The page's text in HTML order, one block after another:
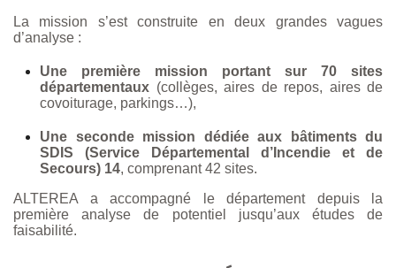
La mission s’est construite en deux grandes vagues
d’analyse :
Une première mission portant sur 70 sites
départementaux (collèges, aires de repos, aires de
covoiturage, parkings…),
Une seconde mission dédiée aux bâtiments du
SDIS (Service Départemental d’Incendie et de
Secours) 14, comprenant 42 sites.
ALTEREA a accompagné le département depuis la
première analyse de potentiel jusqu’aux études de
faisabilité.